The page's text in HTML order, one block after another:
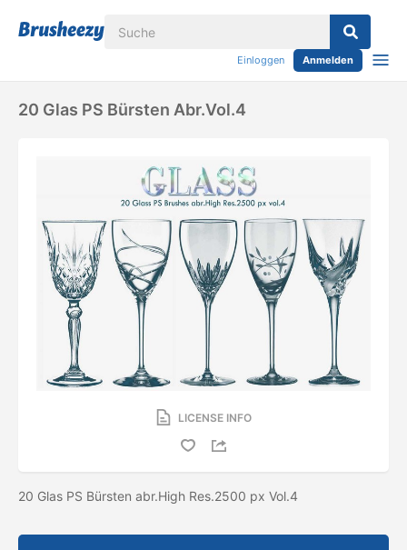
Einloggen Anmelden
20 Glas PS Bürsten Abr.vol.4
LICENSE INFO
20 Glas PS Bürsten abr.High Res.2500 px Vol.4